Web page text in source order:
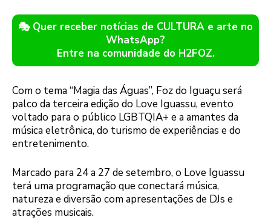
🎭 Quer receber notícias de CULTURA e arte no
WhatsApp?
Entre na comunidade do H2FOZ.
Com o tema “Magia das Águas”, Foz do Iguaçu será
palco da terceira edição do Love Iguassu, evento
voltado para o público LGBTQIA+ e a amantes da
música eletrônica, do turismo de experiências e do
entretenimento.
Marcado para 24 a 27 de setembro, o Love Iguassu
terá uma programação que conectará música,
natureza e diversão com apresentações de DJs e
atrações musicais.